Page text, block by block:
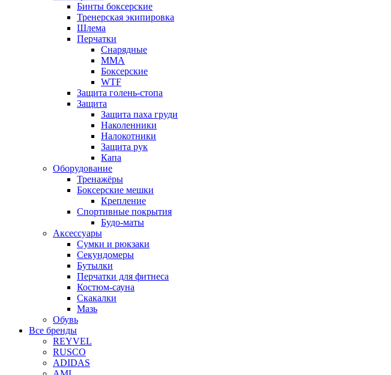
Бинты боксерские
Тренерская экипировка
Шлема
Перчатки
Снарядные
ММА
Боксерские
WTF
Защита голень-стопа
Защита
Защита паха груди
Наколенники
Налокотники
Защита рук
Капа
Оборудование
Тренажёры
Боксерские мешки
Крепление
Спортивные покрытия
Будо-маты
Аксессуары
Сумки и рюкзаки
Секундомеры
Бутылки
Перчатки для фитнеса
Костюм-сауна
Скакалки
Мазь
Обувь
Все бренды
REYVEL
RUSCO
ADIDAS